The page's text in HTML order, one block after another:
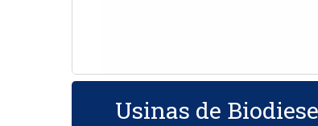
Usinas de